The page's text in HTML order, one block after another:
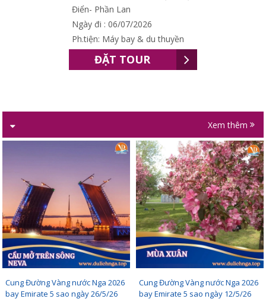
Điển- Phần Lan
Ngày đi : 06/07/2026
Ph.tiện: Máy bay & du thuyền
ĐẶT TOUR
Xem thêm
Cung Đường Vàng nước Nga 2026
bay Emirate 5 sao ngày 26/5/26
Cung Đường Vàng nước Nga 2026
bay Emirate 5 sao ngày 12/5/26